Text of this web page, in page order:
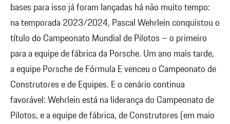
bases para isso já foram lançadas há não muito tempo:
na temporada 2023/2024, Pascal Wehrlein conquistou o
título do Campeonato Mundial de Pilotos – o primeiro
para a equipe de fábrica da Porsche. Um ano mais tarde,
a equipe Porsche de Fórmula E venceu o Campeonato de
Construtores e de Equipes. E o cenário continua
favorável: Wehrlein está na liderança do Campeonato de
Pilotos, e a equipe de fábrica, de Construtores (em maio